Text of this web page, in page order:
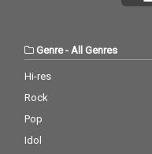
Genre- All Genres
Hi-res
Rock
Pop
Idol